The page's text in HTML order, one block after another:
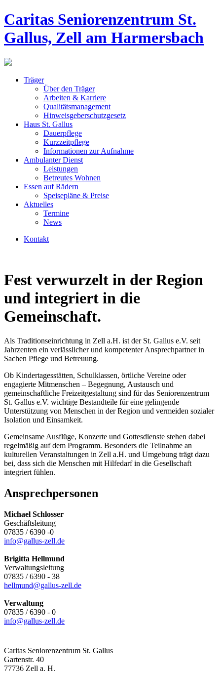
Caritas Seniorenzentrum St.
Gallus, Zell am Harmersbach
Träger
Über den Träger
Arbeiten & Karriere
Qualitätsmanagement
Hinweisgeberschutzgesetz
Haus St. Gallus
Dauerpflege
Kurzzeitpflege
Informationen zur Aufnahme
Ambulanter Dienst
Leistungen
Betreutes Wohnen
Essen auf Rädern
Speisepläne & Preise
Aktuelles
Termine
News
Kontakt
Fest verwurzelt in der Region
und integriert in die
Gemeinschaft.
Als Traditionseinrichtung in Zell a.H. ist der St. Gallus e.V. seit
Jahrzenten ein verlässlicher und kompetenter Ansprechpartner in
Sachen Pflege und Betreuung.
Ob Kindertagesstätten, Schulklassen, örtliche Vereine oder
engagierte Mitmenschen – Begegnung, Austausch und
gemeinschaftliche Freizeitgestaltung sind für das Seniorenzentrum
St. Gallus e.V. wichtige Bestandteile für eine gelingende
Unterstützung von Menschen in der Region und vermeiden sozialer
Isolation und Einsamkeit.
Gemeinsame Ausflüge, Konzerte und Gottesdienste stehen dabei
regelmäßig auf dem Programm. Besonders die Teilnahme an
kulturellen Veranstaltungen in Zell a.H. und Umgebung trägt dazu
bei, dass sich die Menschen mit Hilfedarf in die Gesellschaft
integriert fühlen.
Ansprechpersonen
Michael Schlosser
Geschäftsleitung
07835 / 6390 -0
info@gallus-zell.de
Brigitta Hellmund
Verwaltungsleitung
07835 / 6390 - 38
hellmund@gallus-zell.de
Verwaltung
07835 / 6390 - 0
info@gallus-zell.de
Caritas Seniorenzentrum St. Gallus
Gartenstr. 40
77736 Zell a. H.